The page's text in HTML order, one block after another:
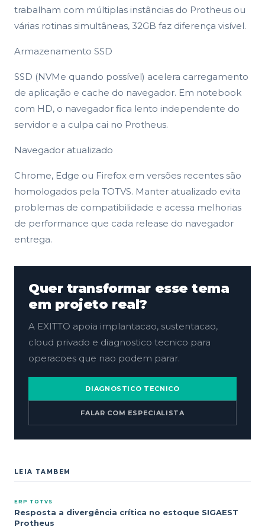
trabalham com múltiplas instâncias do Protheus ou
várias rotinas simultâneas, 32GB faz diferença visível.
Armazenamento SSD
SSD (NVMe quando possível) acelera carregamento
de aplicação e cache do navegador. Em notebook
com HD, o navegador fica lento independente do
servidor e a culpa cai no Protheus.
Navegador atualizado
Chrome, Edge ou Firefox em versões recentes são
homologados pela TOTVS. Manter atualizado evita
problemas de compatibilidade e acessa melhorias
de performance que cada release do navegador
entrega.
Quer transformar esse tema
em projeto real?
A EXITTO apoia implantacao, sustentacao,
cloud privado e diagnostico tecnico para
operacoes que nao podem parar.
DIAGNOSTICO TECNICO
FALAR COM ESPECIALISTA
LEIA TAMBEM
ERP TOTVS
Resposta a divergência crítica no estoque SIGAEST
Protheus